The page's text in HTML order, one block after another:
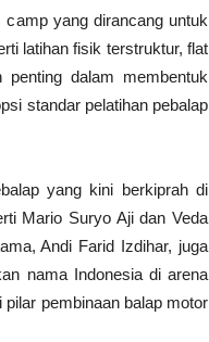
camp yang dirancang untuk
latihan fisik terstruktur, flat
dalam membentuk
standar pelatihan pebalap
yang kini berkiprah di
Mario Suryo Aji dan Veda
Andi Farid Izdihar, juga
nama Indonesia di arena
pembinaan balap motor